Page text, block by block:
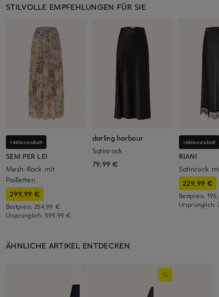
STILVOLLE EMPFEHLUNGEN FÜR SIE
+Aktionsrabatt
SEM PER LEI
Mesh-Rock mit
Pailletten
299,99 €
Bestpreis:254,99 €
Ursprünglich: 599,99 €
darling harbour
Satinrock
79,99 €
+Aktionsrabatt
RIANI
Satinrock
229,99 €
Bestpreis:
Ursprünglich:
ÄHNLICHE ARTIKEL ENTDECKEN